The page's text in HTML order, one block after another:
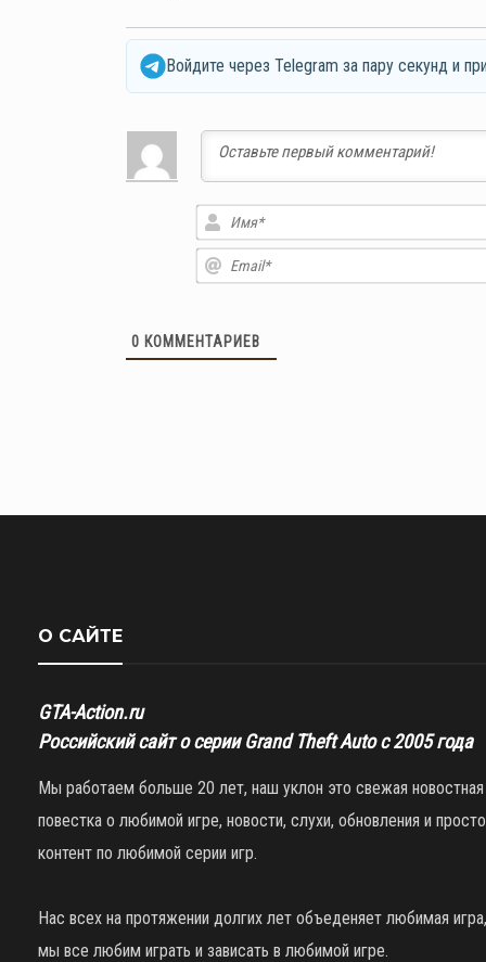
Войдите через Telegram за пару секунд и
0 КОММЕНТАРИЕВ
О САЙТЕ
GTA-Action.ru
Российский сайт о серии Grand Theft Auto с 2005 года
Мы работаем больше 20 лет, наш уклон это свежая новостная
повестка о любимой игре, новости, слухи, обновления и просто
контент по любимой серии игр.
Нас всех на протяжении долгих лет объеденяет любимая игра,
мы все любим играть и зависать в любимой игре.